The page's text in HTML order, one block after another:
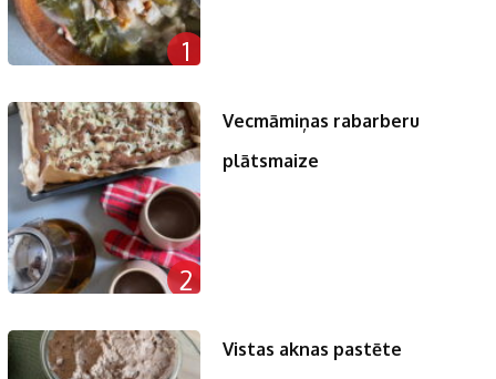
1
2
Vecmāmiņas rabarberu
plātsmaize
Vistas aknas pastēte